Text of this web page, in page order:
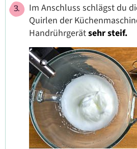
Im Anschluss schlägst du
Quirlen der
Handrührgerätsehr steif.